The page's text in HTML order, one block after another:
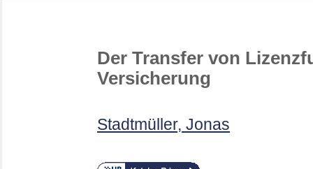
Der Transfer von
Versicherung
Stadtmüller, Jonas